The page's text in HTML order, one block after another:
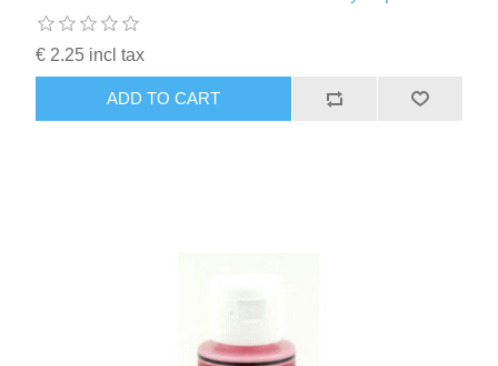
€ 2.25 incl tax
ADD TO CART